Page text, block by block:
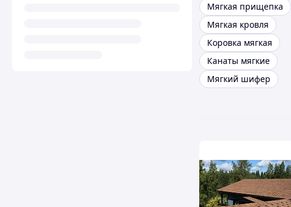
Мягкая прищепка
Мягкая кровля
Коровка мягкая
Канаты мягкие
Мягкий шифер